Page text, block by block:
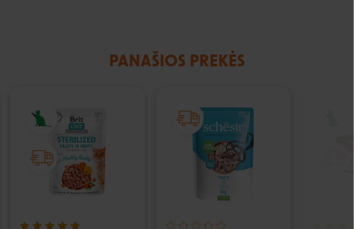
PANAŠIOS PREKĖS